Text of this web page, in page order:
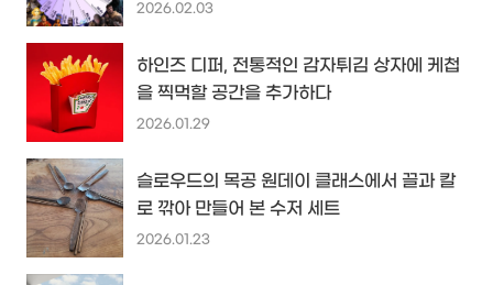
2026.02.03
하인즈 디퍼, 전통적인 감자튀김 상자에 케첩
을 찍먹할 공간을 추가하다
2026.01.29
슬로우드의 목공 원데이 클래스에서 끌과 칼
로 깎아 만들어 본 수저 세트
2026.01.23